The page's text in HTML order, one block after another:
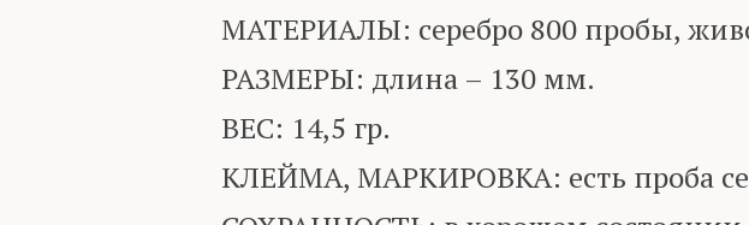
МАТЕРИАЛЫ: серебро 800 пробы,
РАЗМЕРЫ: длина – 130 мм.
ВЕС: 14,5 гр.
КЛЕЙМА, МАРКИРОВКА: есть проба